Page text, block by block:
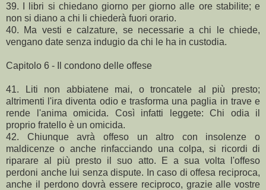
39. I libri si chiedano giorno per giorno alle ore stabilite; e
non si diano a chi li chiederà fuori orario.
40. Ma vesti e calzature, se necessarie a chi le chiede,
vengano date senza indugio da chi le ha in custodia.
Capitolo 6 - Il condono delle offese
41. Liti non abbiatene mai, o troncatele al più presto;
altrimenti l'ira diventa odio e trasforma una paglia in trave e
rende l'anima omicida. Così infatti leggete: Chi odia il
proprio fratello è un omicida.
42. Chiunque avrà offeso un altro con insolenze o
maldicenze o anche rinfacciando una colpa, si ricordi di
riparare al più presto il suo atto. E a sua volta l'offeso
perdoni anche lui senza dispute. In caso di offesa reciproca,
anche il perdono dovrà essere reciproco, grazie alle vostre